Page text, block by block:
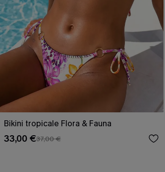
Bikini tropicale Flora & Fauna
33,00 €37,00 €